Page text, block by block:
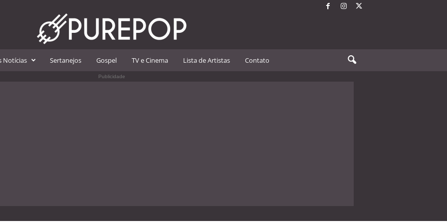
Notícias Sertanejos Gospel TV e Cinema Lista de Artistas Contato
Publicidade